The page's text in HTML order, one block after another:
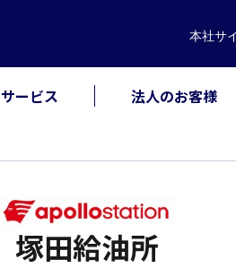
本社サ
サービス 法人のお客様
塚田給油所